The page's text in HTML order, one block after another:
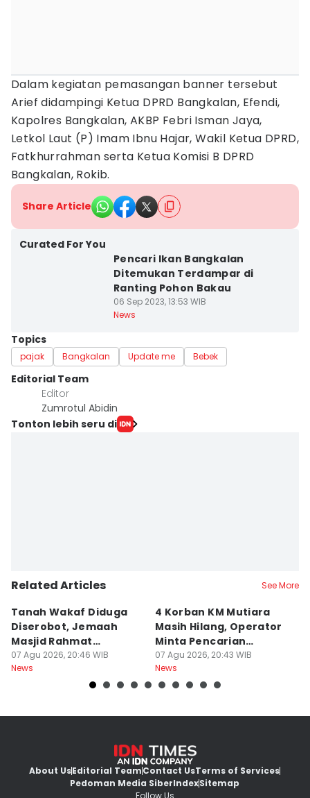
Dalam kegiatan pemasangan banner tersebut
Arief didampingi Ketua DPRD Bangkalan, Efendi,
Kapolres Bangkalan, AKBP Febri Isman Jaya,
Letkol Laut (P) Imam Ibnu Hajar, Wakil Ketua DPRD,
Fatkhurrahman serta Ketua Komisi B DPRD
Bangkalan, Rokib.
Share Article
Curated For You
Pencari Ikan Bangkalan
Ditemukan Terdampar di
Ranting Pohon Bakau
06 Sep 2023, 13:53 WIB
News
Topics
pajak Bangkalan Update me Bebek
Editorial Team
Editor
Zumrotul Abidin
Tonton lebih seru di
Related Articles See More
Tanah Wakaf Diduga
Diserobot, Jemaah
Masjid Rahmat
Surabaya Protes
07 Agu 2026, 20:46 WIB
News
4 Korban KM Mutiara
Masih Hilang, Operator
Minta Pencarian
Dilanjut
07 Agu 2026, 20:43 WIB
News
About UsEditorial TeamContact UsTerms of Services
Pedoman Media SiberIndexSitemap
Follow Us